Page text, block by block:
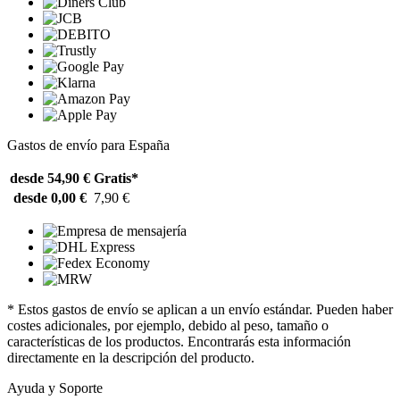
Gastos de envío para España
desde 54,90 € Gratis*
desde 0,00 € 7,90 €
* Estos gastos de envío se aplican a un envío estándar. Pueden haber
costes adicionales, por ejemplo, debido al peso, tamaño o
características de los productos. Encontrarás esta información
directamente en la descripción del producto.
Ayuda y Soporte